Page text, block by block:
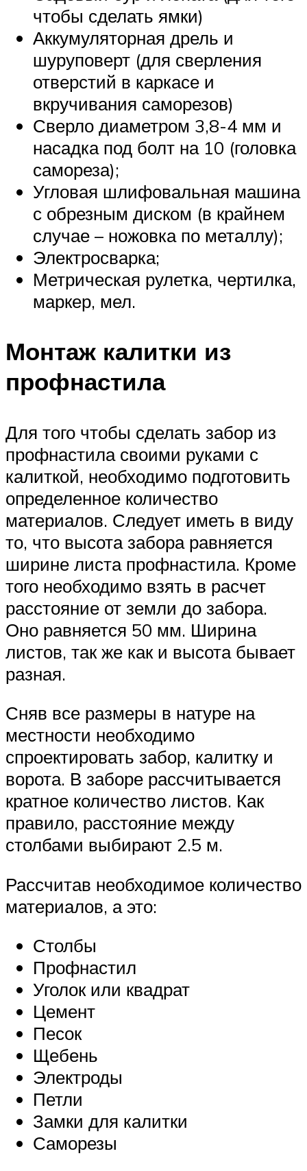
чтобы сделать ямки)
Аккумуляторная дрель и
шуруповерт (для сверления
отверстий в каркасе и
вкручивания саморезов)
Сверло диаметром 3,8-4 мм и
насадка под болт на 10 (головка
самореза);
Угловая шлифовальная машина
с обрезным диском (в крайнем
случае – ножовка по металлу);
Электросварка;
Метрическая рулетка, чертилка,
маркер, мел.
Монтаж калитки из
профнастила
Для того чтобы сделать забор из
профнастила своими руками с
калиткой, необходимо подготовить
определенное количество
материалов. Следует иметь в виду
то, что высота забора равняется
ширине листа профнастила. Кроме
того необходимо взять в расчет
расстояние от земли до забора.
Оно равняется 50 мм. Ширина
листов, так же как и высота бывает
разная.
Сняв все размеры в натуре на
местности необходимо
спроектировать забор, калитку и
ворота. В заборе рассчитывается
кратное количество листов. Как
правило, расстояние между
столбами выбирают 2.5 м.
Рассчитав необходимое количество
материалов, а это:
Столбы
Профнастил
Уголок или квадрат
Цемент
Песок
Щебень
Электроды
Петли
Замки для калитки
Саморезы